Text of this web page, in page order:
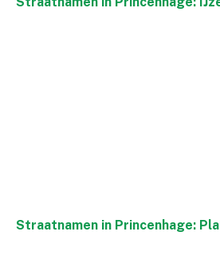
Straatnamen in Princenhage: